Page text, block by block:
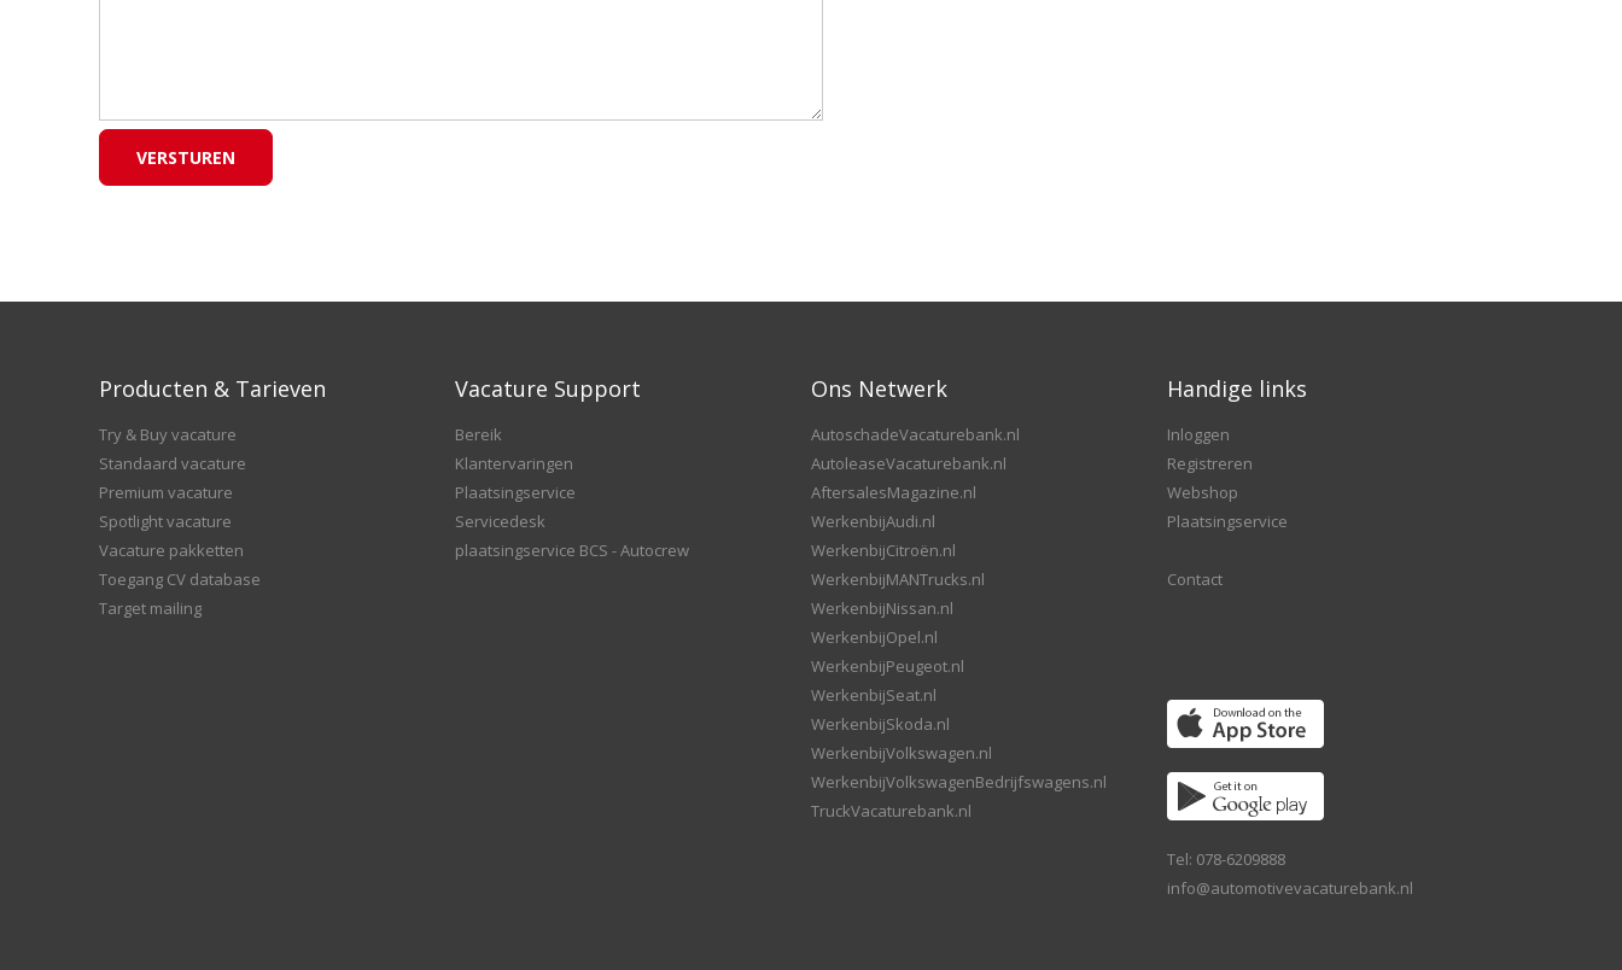
Producten & Tarieven
Try & Buy vacature
Standaard vacature
Premium vacature
Spotlight vacature
Vacature pakketten
Toegang CV database
Target mailing
Vacature Support
Bereik
Klantervaringen
Plaatsingservice
Servicedesk
plaatsingservice BCS - Autocrew
Ons Netwerk
AutoschadeVacaturebank.nl
AutoleaseVacaturebank.nl
AftersalesMagazine.nl
WerkenbijAudi.nl
WerkenbijCitroën.nl
WerkenbijMANTrucks.nl
WerkenbijNissan.nl
WerkenbijOpel.nl
WerkenbijPeugeot.nl
WerkenbijSeat.nl
WerkenbijSkoda.nl
WerkenbijVolkswagen.nl
WerkenbijVolkswagenBedrijfswagens.nl
TruckVacaturebank.nl
Handige links
Inloggen
Registreren
Webshop
Plaatsingservice
Contact
Tel: 078-6209888
info@automotivevacaturebank.nl